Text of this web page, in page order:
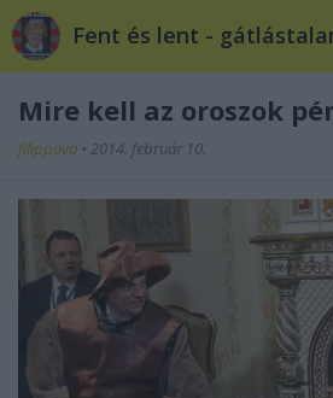
Mire kell az oroszok
filippova • 2014. február 10.